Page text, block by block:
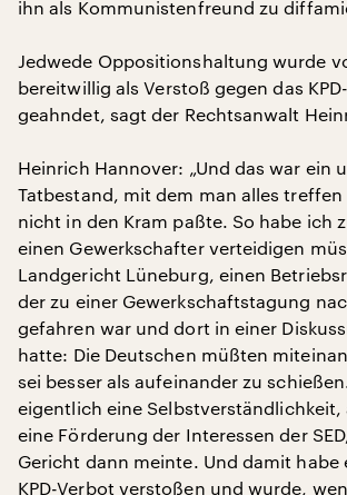
ihn als Kommunistenfreund zu
Jedwede Oppositionshaltung wurde
bereitwillig als Verstoß gegen das
geahndet, sagt der Rechtsanwalt
Heinrich Hannover: „Und das war ein
Tatbestand, mit dem man alles treffen
nicht in den Kram paßte. So habe ich
einen Gewerkschafter verteidigen
Landgericht Lüneburg, einen
der zu einer Gewerkschaftstagung
gefahren war und dort in einer
hatte: Die Deutschen müßten
sei besser als aufeinander zu
eigentlich eine Selbstverständlichkeit,
eine Förderung der Interessen der
Gericht dann meinte. Und damit habe
KPD-Verbot verstoßen und wurde,